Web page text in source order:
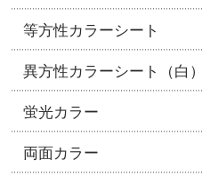
等方性カラーシート
異方性カラーシート（白）
蛍光カラー
両面カラー